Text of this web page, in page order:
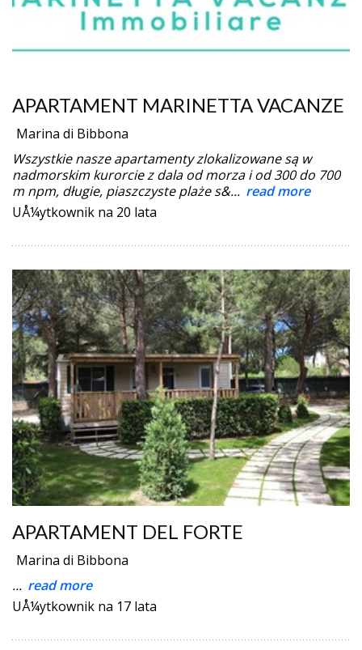
APARTAMENT MARINETTA VACANZE
Marina di Bibbona
Wszystkie nasze apartamenty zlokalizowane są w
nadmorskim kurorcie z dala od morza i od 300 do 700
m npm, długie, piaszczyste plaże s&... read more
UÅ¼ytkownik na 20 lata
APARTAMENT DEL FORTE
Marina di Bibbona
... read more
UÅ¼ytkownik na 17 lata